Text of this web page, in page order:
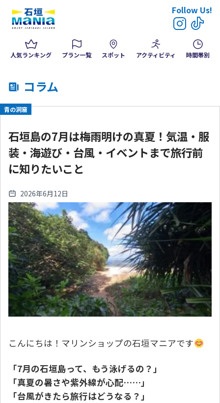
Follow Us!
人気ランキング プラン一覧 スポット アクティビティ 時間帯別
コラム
青の洞窟
石垣島の7月は梅雨明けの真夏！気温・服
装・海遊び・台風・イベントまで旅行前
に知りたいこと
2026年6月12日
こんにちは！マリンショップの石垣マニアです
「7月の石垣島って、もう泳げるの？」
「真夏の暑さや紫外線が心配……」
「台風がきたら旅行はどうなる？」